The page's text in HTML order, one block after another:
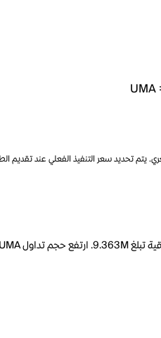
UMA
يتم تحديد سعر التنفيذ الفعلي عند تقديم